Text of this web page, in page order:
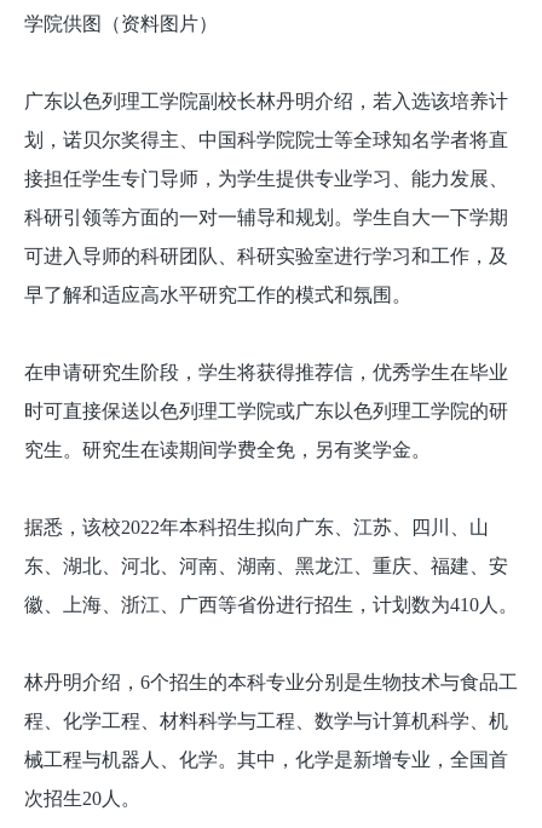
学院供图（资料图片）
广东以色列理工学院副校长林丹明介绍，若入选该培养计
划，诺贝尔奖得主、中国科学院院士等全球知名学者将直
接担任学生专门导师，为学生提供专业学习、能力发展、
科研引领等方面的一对一辅导和规划。学生自大一下学期
可进入导师的科研团队、科研实验室进行学习和工作，及
早了解和适应高水平研究工作的模式和氛围。
在申请研究生阶段，学生将获得推荐信，优秀学生在毕业
时可直接保送以色列理工学院或广东以色列理工学院的研
究生。研究生在读期间学费全免，另有奖学金。
据悉，该校2022年本科招生拟向广东、江苏、四川、山
东、湖北、河北、河南、湖南、黑龙江、重庆、福建、安
徽、上海、浙江、广西等省份进行招生，计划数为410人。
林丹明介绍，6个招生的本科专业分别是生物技术与食品工
程、化学工程、材料科学与工程、数学与计算机科学、机
械工程与机器人、化学。其中，化学是新增专业，全国首
次招生20人。